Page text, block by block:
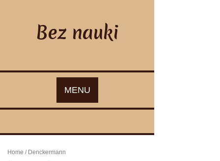
Bez nauki
MENU
Home / Denckermann